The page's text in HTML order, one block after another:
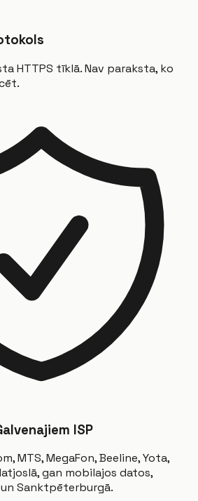
HTTPS tīklā. Nav paraksta, ko
ISP
MTS, MegaFon, Beeline, Yota,
gan mobilajos datos,
Sanktpēterburgā.